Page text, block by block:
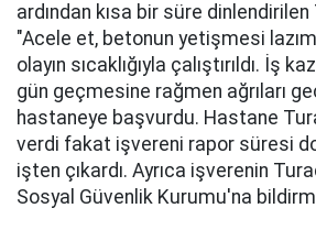
ardından kısa bir süre
"Acele et, betonun yetişmesi
olayın sıcaklığıyla çalıştırıldı. İş
gün geçmesine rağmen ağrıları
hastaneye başvurdu. Hastane
verdi fakat işvereni rapor süresi
işten çıkardı. Ayrıca işverenin
Sosyal Güvenlik Kurumu'na